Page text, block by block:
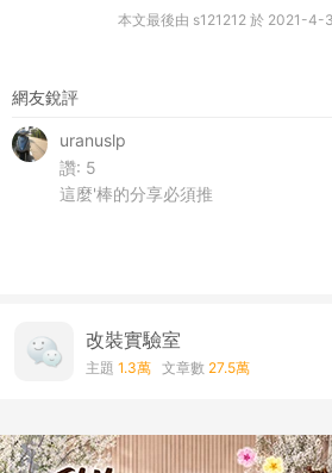
本文最後由 s121212 於 2021-4-
網友銳評
uranuslp
讚: 5
這麼'棒的分享必須推
改裝實驗室
主題 1.3萬 文章數 27.5萬